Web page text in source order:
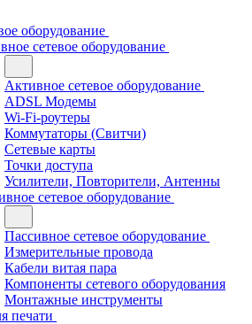
оборудование
сетевое оборудование
Активное сетевое оборудование
ADSL Модемы
Wi-Fi-роутеры
Коммутаторы (Свитчи)
Сетевые карты
Точки доступа
Усилители, Повторители, Антенны
сетевое оборудование
Пассивное сетевое оборудование
Измерительные провода
Кабели витая пара
Компоненты сетевого оборудования
Монтажные инструменты
печати